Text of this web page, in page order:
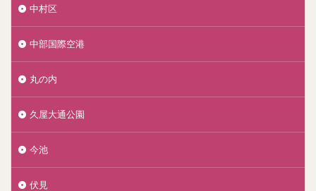
中村区
中部国際空港
丸の内
久屋大通公園
今池
伏見